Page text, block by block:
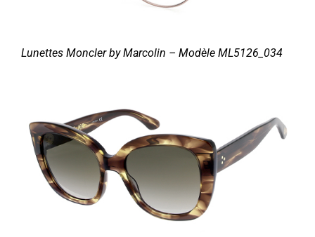
Lunettes Moncler by Marcolin – Modèle ML5126_034